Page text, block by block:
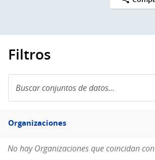
Filtros
conjuntos
de
Filtro
Organizaciones
Organizaciones
No hay Organizaciones que coincidan